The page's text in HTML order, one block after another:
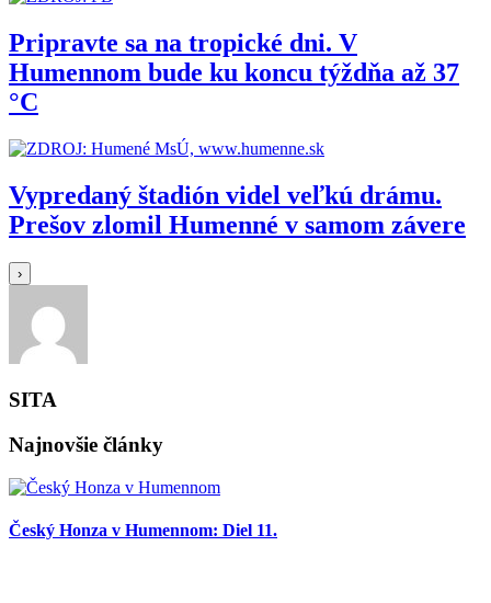
Pripravte sa na tropické dni. V
Humennom bude ku koncu týždňa až 37
°C
Vypredaný štadión videl veľkú drámu.
Prešov zlomil Humenné v samom závere
›
SITA
Najnovšie články
Český Honza v Humennom: Diel 11.